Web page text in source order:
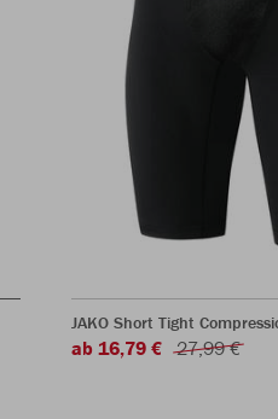
JAKO Short Tight
ab 16,79 € 27,99 €